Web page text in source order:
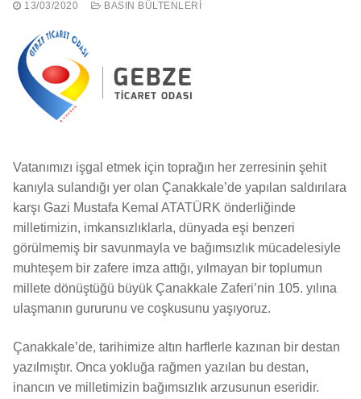
13/03/2020 BASIN BÜLTENLERI
Vatanımızı işgal etmek için toprağın her zerresinin şehit
kanıyla sulandığı yer olan Çanakkale’de yapılan saldırılara
karşı Gazi Mustafa Kemal ATATÜRK önderliğinde
milletimizin, imkansızlıklarla, dünyada eşi benzeri
görülmemiş bir savunmayla ve bağımsızlık mücadelesiyle
muhteşem bir zafere imza attığı, yılmayan bir toplumun
millete dönüştüğü büyük Çanakkale Zaferi’nin 105. yılına
ulaşmanın gururunu ve coşkusunu yaşıyoruz.
Çanakkale’de, tarihimize altın harflerle kazınan bir destan
yazılmıştır. Onca yokluğa rağmen yazılan bu destan,
inancın ve milletimizin bağımsızlık arzusunun eseridir.